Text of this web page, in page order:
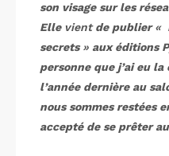
son visage sur les
Elle vientde publier«
secrets» aux éditions
personne que j’ai eu
l’année dernière au
nous sommes restées
accepté de se prêter